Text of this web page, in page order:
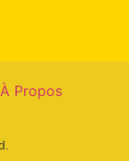
À Propos